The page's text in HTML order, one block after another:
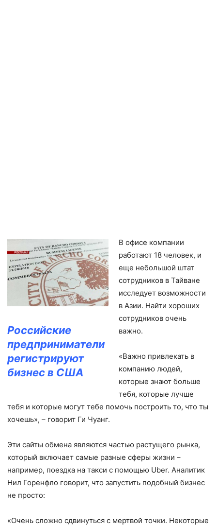
Российские
предприниматели
регистрируют
бизнес в США
В офисе компании
работают 18 человек, и
еще небольшой штат
сотрудников в Тайване
исследует возможности
в Азии. Найти хороших
сотрудников очень
важно.
«Важно привлекать в
компанию людей,
которые знают больше
тебя, которые лучше
тебя и которые могут тебе помочь построить то, что ты
хочешь», – говорит Ги Чуанг.
Эти сайты обмена являются частью растущего рынка,
который включает самые разные сферы жизни –
например, поездка на такси с помощью Uber. Аналитик
Нил Горенфло говорит, что запустить подобный бизнес
не просто:
«Очень сложно сдвинуться с мертвой точки. Некоторые